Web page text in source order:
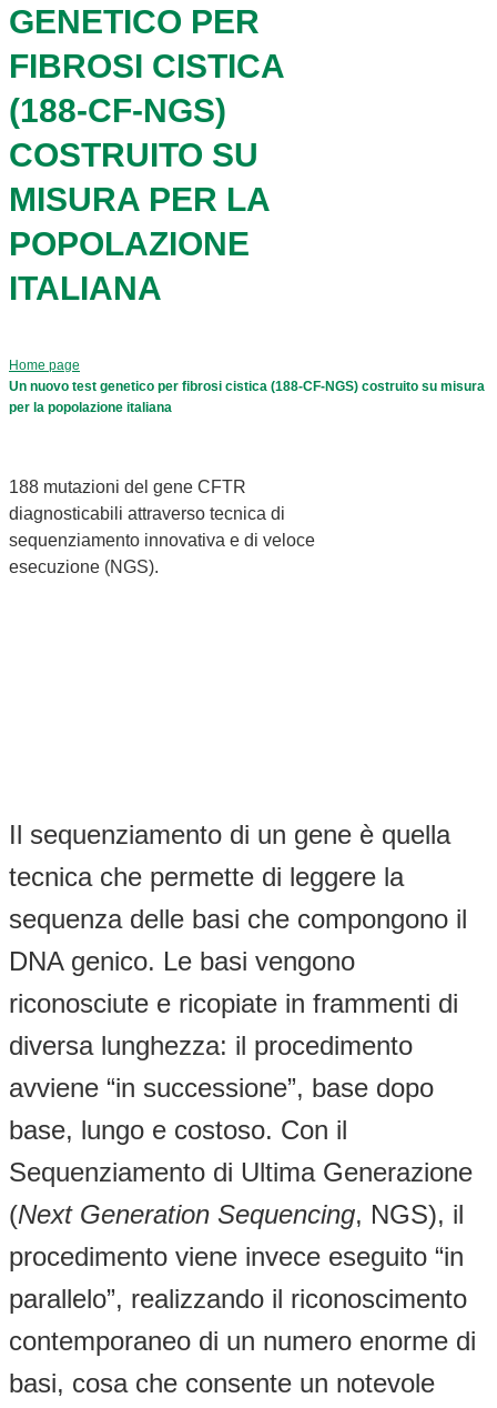
GENETICO PER
FIBROSI CISTICA
(188-CF-NGS)
COSTRUITO SU
MISURA PER LA
POPOLAZIONE
ITALIANA
Home page
Un nuovo test genetico per fibrosi cistica (188-CF-NGS) costruito su misura
per la popolazione italiana
188 mutazioni del gene CFTR
diagnosticabili attraverso tecnica di
sequenziamento innovativa e di veloce
esecuzione (NGS).
Il sequenziamento di un gene è quella
tecnica che permette di leggere la
sequenza delle basi che compongono il
DNA genico. Le basi vengono
riconosciute e ricopiate in frammenti di
diversa lunghezza: il procedimento
avviene “in successione”, base dopo
base, lungo e costoso. Con il
Sequenziamento di Ultima Generazione
(Next Generation Sequencing, NGS), il
procedimento viene invece eseguito “in
parallelo”, realizzando il riconoscimento
contemporaneo di un numero enorme di
basi, cosa che consente un notevole